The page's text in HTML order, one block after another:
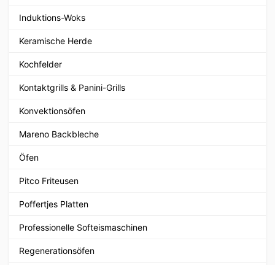
Induktions-Woks
Keramische Herde
Kochfelder
Kontaktgrills & Panini-Grills
Konvektionsöfen
Mareno Backbleche
Öfen
Pitco Friteusen
Poffertjes Platten
Professionelle Softeismaschinen
Regenerationsöfen